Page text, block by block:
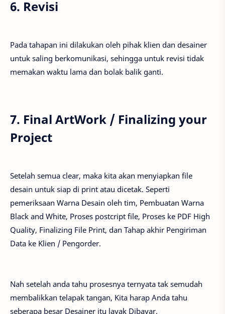
6. Revisi
Pada tahapan ini dilakukan oleh pihak klien dan desainer
untuk saling berkomunikasi, sehingga untuk revisi tidak
memakan waktu lama dan bolak balik ganti.
7. Final ArtWork / Finalizing your
Project
Setelah semua clear, maka kita akan menyiapkan file
desain untuk siap di print atau dicetak. Seperti
pemeriksaan Warna Desain oleh tim, Pembuatan Warna
Black and White, Proses postcript file, Proses ke PDF High
Quality, Finalizing File Print, dan Tahap akhir Pengiriman
Data ke Klien / Pengorder.
Nah setelah anda tahu prosesnya ternyata tak semudah
membalikkan telapak tangan, Kita harap Anda tahu
seberapa besar Desainer itu layak Dibayar.